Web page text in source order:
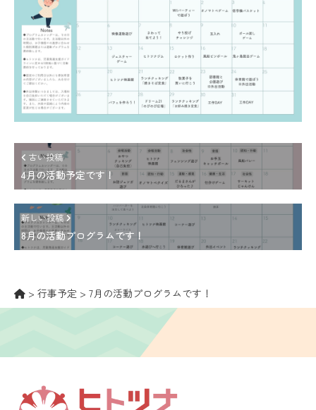
古い投稿
4月の活動予定です！
新しい投稿
8月の活動プログラムです！
> 行事予定 > 7月の活動プログラムです！